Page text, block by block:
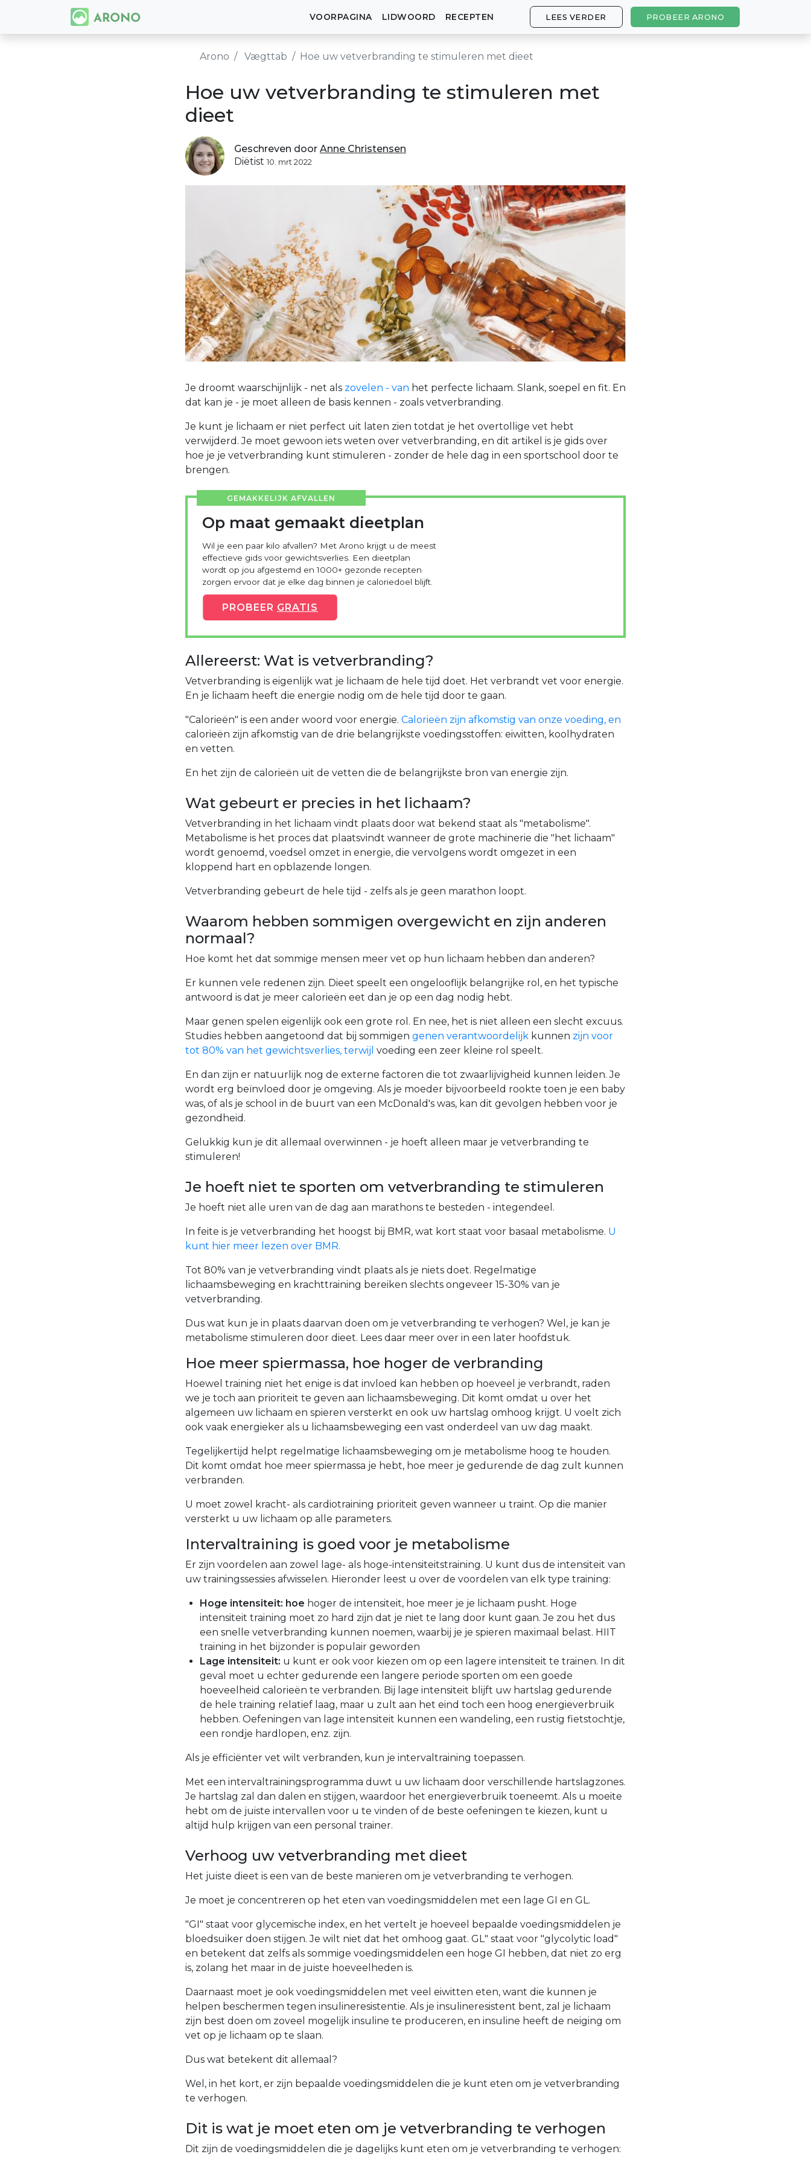
VOORPAGINA LIDWOORD RECEPTEN LEES VERDER PROBEER ARONO
Arono Vægttab Hoe uw vetverbranding te stimuleren met dieet
Hoe uw vetverbranding te stimuleren met
dieet
Geschreven door Anne Christensen
Diëtist 10. mrt 2022
Je droomt waarschijnlijk - net als zovelen - van het perfecte lichaam. Slank, soepel en fit. En
dat kan je - je moet alleen de basis kennen - zoals vetverbranding.
Je kunt je lichaam er niet perfect uit laten zien totdat je het overtollige vet hebt
verwijderd. Je moet gewoon iets weten over vetverbranding, en dit artikel is je gids over
hoe je je vetverbranding kunt stimuleren - zonder de hele dag in een sportschool door te
brengen.
GEMAKKELIJK AFVALLEN
Op maat gemaakt dieetplan
Wil je een paar kilo afvallen? Met Arono krijgt u de meest
effectieve gids voor gewichtsverlies. Een dieetplan
wordt op jou afgestemd en 1000+ gezonde recepten
zorgen ervoor dat je elke dag binnen je caloriedoel blijft.
PROBEER GRATIS
Allereerst: Wat is vetverbranding?
Vetverbranding is eigenlijk wat je lichaam de hele tijd doet. Het verbrandt vet voor energie.
En je lichaam heeft die energie nodig om de hele tijd door te gaan.
"Calorieën" is een ander woord voor energie. Calorieën zijn afkomstig van onze voeding, en
calorieën zijn afkomstig van de drie belangrijkste voedingsstoffen: eiwitten, koolhydraten
en vetten.
En het zijn de calorieën uit de vetten die de belangrijkste bron van energie zijn.
Wat gebeurt er precies in het lichaam?
Vetverbranding in het lichaam vindt plaats door wat bekend staat als "metabolisme".
Metabolisme is het proces dat plaatsvindt wanneer de grote machinerie die "het lichaam"
wordt genoemd, voedsel omzet in energie, die vervolgens wordt omgezet in een
kloppend hart en opblazende longen.
Vetverbranding gebeurt de hele tijd - zelfs als je geen marathon loopt.
Waarom hebben sommigen overgewicht en zijn anderen
normaal?
Hoe komt het dat sommige mensen meer vet op hun lichaam hebben dan anderen?
Er kunnen vele redenen zijn. Dieet speelt een ongelooflijk belangrijke rol, en het typische
antwoord is dat je meer calorieën eet dan je op een dag nodig hebt.
Maar genen spelen eigenlijk ook een grote rol. En nee, het is niet alleen een slecht excuus.
Studies hebben aangetoond dat bij sommigen genen verantwoordelijk kunnen zijn voor
tot 80% van het gewichtsverlies, terwijl voeding een zeer kleine rol speelt.
En dan zijn er natuurlijk nog de externe factoren die tot zwaarlijvigheid kunnen leiden. Je
wordt erg beïnvloed door je omgeving. Als je moeder bijvoorbeeld rookte toen je een baby
was, of als je school in de buurt van een McDonald's was, kan dit gevolgen hebben voor je
gezondheid.
Gelukkig kun je dit allemaal overwinnen - je hoeft alleen maar je vetverbranding te
stimuleren!
Je hoeft niet te sporten om vetverbranding te stimuleren
Je hoeft niet alle uren van de dag aan marathons te besteden - integendeel.
In feite is je vetverbranding het hoogst bij BMR, wat kort staat voor basaal metabolisme. U
kunt hier meer lezen over BMR.
Tot 80% van je vetverbranding vindt plaats als je niets doet. Regelmatige
lichaamsbeweging en krachttraining bereiken slechts ongeveer 15-30% van je
vetverbranding.
Dus wat kun je in plaats daarvan doen om je vetverbranding te verhogen? Wel, je kan je
metabolisme stimuleren door dieet. Lees daar meer over in een later hoofdstuk.
Hoe meer spiermassa, hoe hoger de verbranding
Hoewel training niet het enige is dat invloed kan hebben op hoeveel je verbrandt, raden
we je toch aan prioriteit te geven aan lichaamsbeweging. Dit komt omdat u over het
algemeen uw lichaam en spieren versterkt en ook uw hartslag omhoog krijgt. U voelt zich
ook vaak energieker als u lichaamsbeweging een vast onderdeel van uw dag maakt.
Tegelijkertijd helpt regelmatige lichaamsbeweging om je metabolisme hoog te houden.
Dit komt omdat hoe meer spiermassa je hebt, hoe meer je gedurende de dag zult kunnen
verbranden.
U moet zowel kracht- als cardiotraining prioriteit geven wanneer u traint. Op die manier
versterkt u uw lichaam op alle parameters.
Intervaltraining is goed voor je metabolisme
Er zijn voordelen aan zowel lage- als hoge-intensiteitstraining. U kunt dus de intensiteit van
uw trainingssessies afwisselen. Hieronder leest u over de voordelen van elk type training:
Hoge intensiteit: hoe hoger de intensiteit, hoe meer je je lichaam pusht. Hoge
intensiteit training moet zo hard zijn dat je niet te lang door kunt gaan. Je zou het dus
een snelle vetverbranding kunnen noemen, waarbij je je spieren maximaal belast. HIIT
training in het bijzonder is populair geworden
Lage intensiteit: u kunt er ook voor kiezen om op een lagere intensiteit te trainen. In dit
geval moet u echter gedurende een langere periode sporten om een goede
hoeveelheid calorieën te verbranden. Bij lage intensiteit blijft uw hartslag gedurende
de hele training relatief laag, maar u zult aan het eind toch een hoog energieverbruik
hebben. Oefeningen van lage intensiteit kunnen een wandeling, een rustig fietstochtje,
een rondje hardlopen, enz. zijn.
Als je efficiënter vet wilt verbranden, kun je intervaltraining toepassen.
Met een intervaltrainingsprogramma duwt u uw lichaam door verschillende hartslagzones.
Je hartslag zal dan dalen en stijgen, waardoor het energieverbruik toeneemt. Als u moeite
hebt om de juiste intervallen voor u te vinden of de beste oefeningen te kiezen, kunt u
altijd hulp krijgen van een personal trainer.
Verhoog uw vetverbranding met dieet
Het juiste dieet is een van de beste manieren om je vetverbranding te verhogen.
Je moet je concentreren op het eten van voedingsmiddelen met een lage GI en GL.
"GI" staat voor glycemische index, en het vertelt je hoeveel bepaalde voedingsmiddelen je
bloedsuiker doen stijgen. Je wilt niet dat het omhoog gaat. GL" staat voor "glycolytic load"
en betekent dat zelfs als sommige voedingsmiddelen een hoge GI hebben, dat niet zo erg
is, zolang het maar in de juiste hoeveelheden is.
Daarnaast moet je ook voedingsmiddelen met veel eiwitten eten, want die kunnen je
helpen beschermen tegen insulineresistentie. Als je insulineresistent bent, zal je lichaam
zijn best doen om zoveel mogelijk insuline te produceren, en insuline heeft de neiging om
vet op je lichaam op te slaan.
Dus wat betekent dit allemaal?
Wel, in het kort, er zijn bepaalde voedingsmiddelen die je kunt eten om je vetverbranding
te verhogen.
Dit is wat je moet eten om je vetverbranding te verhogen
Dit zijn de voedingsmiddelen die je dagelijks kunt eten om je vetverbranding te verhogen: